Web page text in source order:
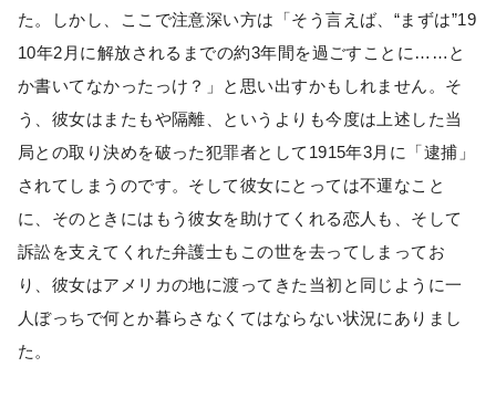
た。しかし、ここで注意深い方は「そう言えば、“まずは”19
10年2月に解放されるまでの約3年間を過ごすことに……と
か書いてなかったっけ？」と思い出すかもしれません。そ
う、彼女はまたもや隔離、というよりも今度は上述した当
局との取り決めを破った犯罪者として1915年3月に「逮捕」
されてしまうのです。そして彼女にとっては不運なこと
に、そのときにはもう彼女を助けてくれる恋人も、そして
訴訟を支えてくれた弁護士もこの世を去ってしまってお
り、彼女はアメリカの地に渡ってきた当初と同じように一
人ぼっちで何とか暮らさなくてはならない状況にありまし
た。